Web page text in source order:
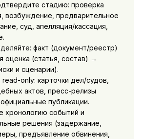
стадию: проверка
возбуждение, предварительное
суд, апелляция/кассация,
факт (документ/реестр)
оценка (статья, состав) →
и сценарии).
only: карточки дел/судов,
актов, пресс-релизы
публикации.
хронологию событий и
решения (задержание,
предъявление обвинения,